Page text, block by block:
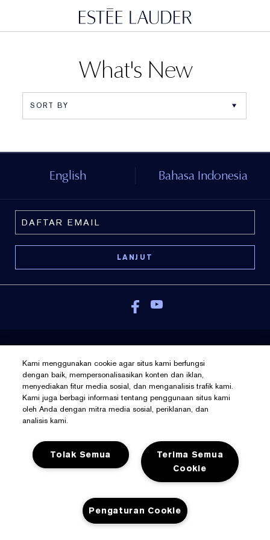
What's New
English Bahasa Indonesia
Syarat Dan Ketentuan
Kelola Cookies
© Hak Cipta Pada Estée Lauder Inc
Kami menggunakan cookie agar situs kami berfungsi
dengan baik, mempersonalisasikan konten dan iklan,
menyediakan fitur media sosial, dan menganalisis trafik kami.
Kami juga berbagi informasi tentang penggunaan situs kami
oleh Anda dengan mitra media sosial, periklanan, dan
analisis kami.
Terima Semua
Cookie
Tolak Semua
Pengaturan Cookie